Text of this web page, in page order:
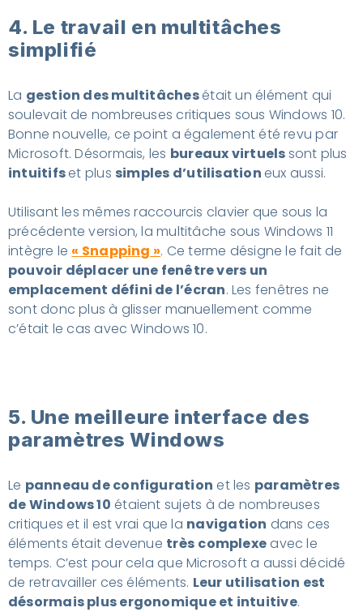
4. Le travail en multitâches
simplifié
La gestion des multitâchesétait un élément qui
soulevait de nombreuses critiques sous Windows 10.
Bonne nouvelle, ce point a également été revu par
Microsoft. Désormais, les bureaux virtuelssont plus
intuitifset plus simples d’utilisationeux aussi.
Utilisant les mêmes raccourcis clavier que sous la
précédente version, la multitâche sous Windows 11
intègre le « Snapping ». Ce terme désigne le fait de
pouvoir déplacer une fenêtre vers un
emplacement défini de l’écran. Les fenêtres ne
sont donc plus à glisser manuellement comme
c’était le cas avec Windows 10.
5. Une meilleure interface des
paramètres Windows
Le panneau de configuration et les paramètres
de Windows 10 étaient sujets à de nombreuses
critiques et il est vrai que la navigation dans ces
éléments était devenue très complexeavec le
temps. C’est pour cela que Microsoft a aussi décidé
de retravailler ces éléments. Leur utilisation est
désormais plus ergonomique et intuitive.